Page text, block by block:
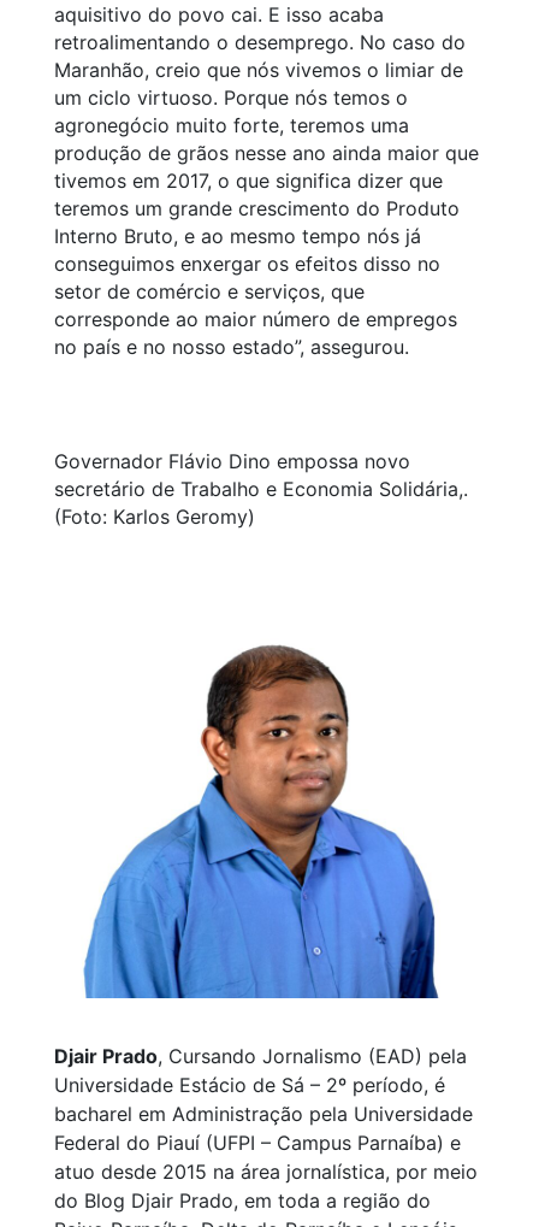
aquisitivo do povo cai. E isso acaba
retroalimentando o desemprego. No caso do
Maranhão, creio que nós vivemos o limiar de
um ciclo virtuoso. Porque nós temos o
agronegócio muito forte, teremos uma
produção de grãos nesse ano ainda maior que
tivemos em 2017, o que significa dizer que
teremos um grande crescimento do Produto
Interno Bruto, e ao mesmo tempo nós já
conseguimos enxergar os efeitos disso no
setor de comércio e serviços, que
corresponde ao maior número de empregos
no país e no nosso estado”, assegurou.
Governador Flávio Dino empossa novo
secretário de Trabalho e Economia Solidária,.
(Foto: Karlos Geromy)
Djair Prado, Cursando Jornalismo (EAD) pela
Universidade Estácio de Sá – 2º período, é
bacharel em Administração pela Universidade
Federal do Piauí (UFPI – Campus Parnaíba) e
atuo desde 2015 na área jornalística, por meio
do Blog Djair Prado, em toda a região do